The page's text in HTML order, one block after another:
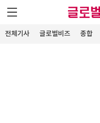
전체기사 글로벌비즈 종합